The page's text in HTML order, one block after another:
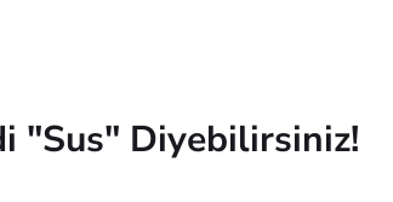
"Sus" Diyebilirsiniz!